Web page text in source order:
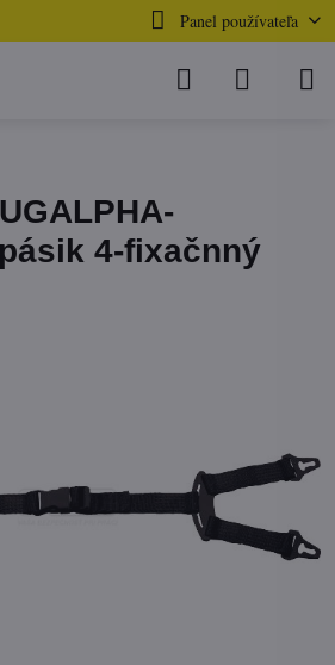
Panel používateľa
4-fixačnný